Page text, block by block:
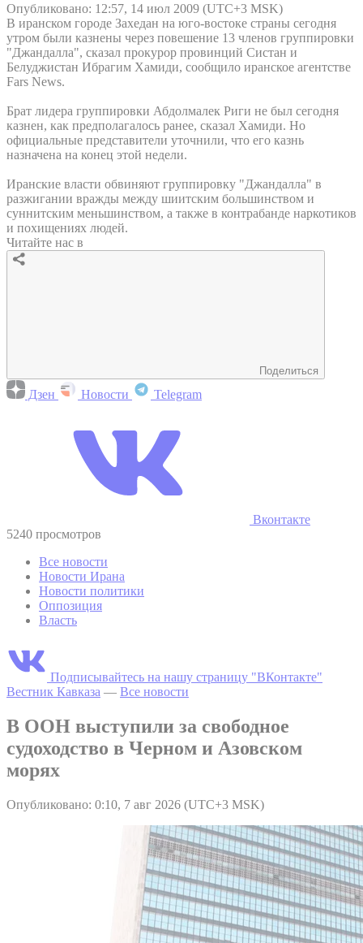
Опубликовано: 12:57, 14 июл 2009 (UTC+3 MSK)
В иранском городе Захедан на юго-востоке страны сегодня
утром были казнены через повешение 13 членов группировки
"Джандалла", сказал прокурор провинций Систан и
Белуджистан Ибрагим Хамиди, сообщило иранское агентстве
Fars News.
Брат лидера группировки Абдолмалек Риги не был сегодня
казнен, как предполагалось ранее, сказал Хамиди. Но
официальные представители уточнили, что его казнь
назначена на конец этой недели.
Иранские власти обвиняют группировку "Джандалла" в
разжигании вражды между шиитским большинством и
суннитским меньшинством, а также в контрабанде наркотиков
и похищениях людей.
Читайте нас в
Поделиться
Дзен Новости Telegram
Вконтакте
5240 просмотров
Все новости
Новости Ирана
Новости политики
Оппозиция
Власть
Подписывайтесь на нашу страницу "ВКонтакте"
Вестник Кавказа — Все новости
В ООН выступили за свободное
судоходство в Черном и Азовском
морях
Опубликовано: 0:10, 7 авг 2026 (UTC+3 MSK)